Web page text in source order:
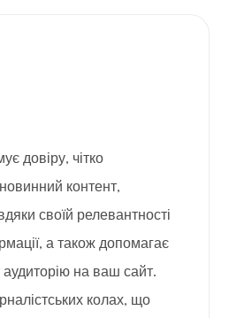
довіру, чітко
контент,
своїй релевантності
а також допомагає
аудиторію на ваш сайт.
колах, що